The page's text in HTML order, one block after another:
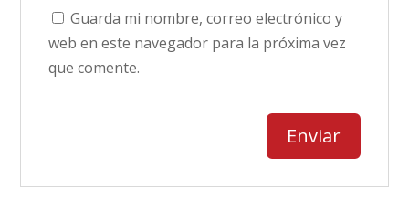
Guarda mi nombre, correo electrónico y
web en este navegador para la próxima vez
que comente.